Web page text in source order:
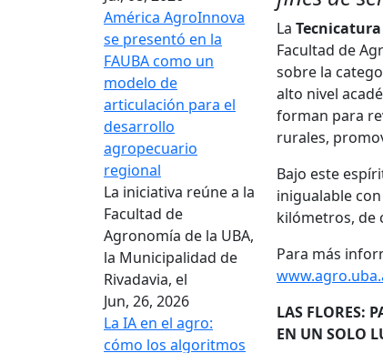
América AgroInnova
se presentó en la
FAUBA como un
modelo de
articulación para el
desarrollo
agropecuario
regional
La iniciativa reúne a la
Facultad de
Agronomía de la UBA,
la Municipalidad de
Rivadavia, el
Jun, 26, 2026
La IA en el agro:
cómo los algoritmos
La
Facultad de
sobre la
alto nivel
forman para
rurales,
Bajo este
inigualable
kilómetros, de
Para más
LAS FLORES:
EN UN SOLO